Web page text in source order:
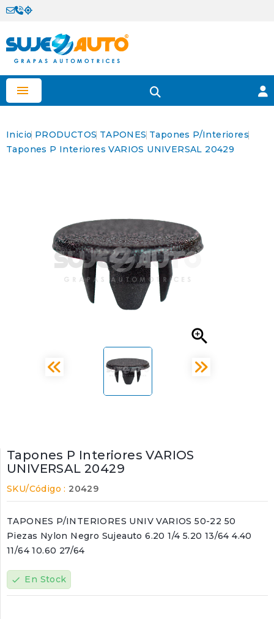

Inicio PRODUCTOS TAPONES Tapones P/Interiores
Tapones P Interiores VARIOS UNIVERSAL 20429

Tapones P Interiores VARIOS
UNIVERSAL 20429
SKU/Código : 20429
TAPONES P/INTERIORES UNIV VARIOS 50-22 50
Piezas Nylon Negro Sujeauto 6.20 1/4 5.20 13/64 4.40
11/64 10.60 27/64
check En Stock